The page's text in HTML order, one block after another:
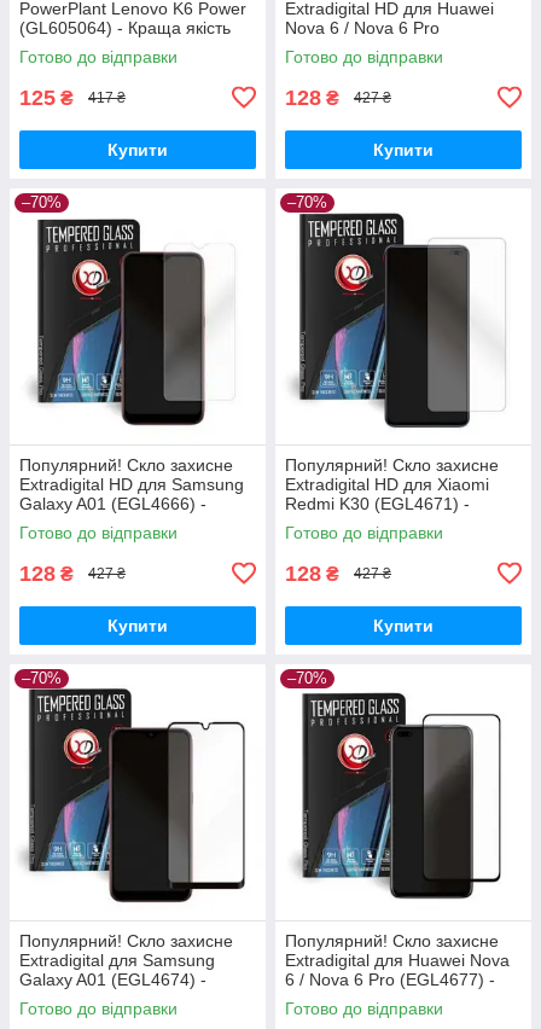
PowerPlant Lenovo K6 Power
(GL605064) - Краща якість
тільки на Nukleon.com.ua
Готово до відправки
125 ₴ 417 ₴
Купити
Extradigital HD для Huawei
Nova 6 / Nova 6 Pro
(EGL4669) - Краща якість
тільки на Nukleon.com.ua
Готово до відправки
128 ₴ 427 ₴
Купити
–70%
Популярний! Скло захисне
Extradigital HD для Samsung
Galaxy A01 (EGL4666) -
Краща якість тільки на
Nukleon.com.ua
Готово до відправки
128 ₴ 427 ₴
Купити
–70%
Популярний! Скло захисне
Extradigital HD для Xiaomi
Redmi K30 (EGL4671) -
Краща якість тільки на
Nukleon.com.ua
Готово до відправки
128 ₴ 427 ₴
Купити
–70%
Популярний! Скло захисне
Extradigital для Samsung
Galaxy A01 (EGL4674) -
Краща якість тільки на
Nukleon.com.ua
Готово до відправки
–70%
Популярний! Скло захисне
Extradigital для Huawei Nova
6 / Nova 6 Pro (EGL4677) -
Краща якість тільки на
Nukleon.com.ua
Готово до відправки